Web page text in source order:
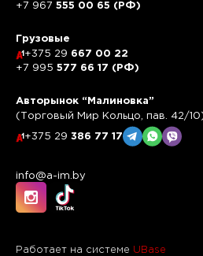
+7 967 555 00 65 (РФ)
Грузовые
+375 29 667 00 22
+7 995 577 66 17 (РФ)
Авторынок “Малиновка”
(Торговый Мир Кольцо, пав. 42/
+375 29 386 77 17
info@a-im.by
Работает на системе UBase